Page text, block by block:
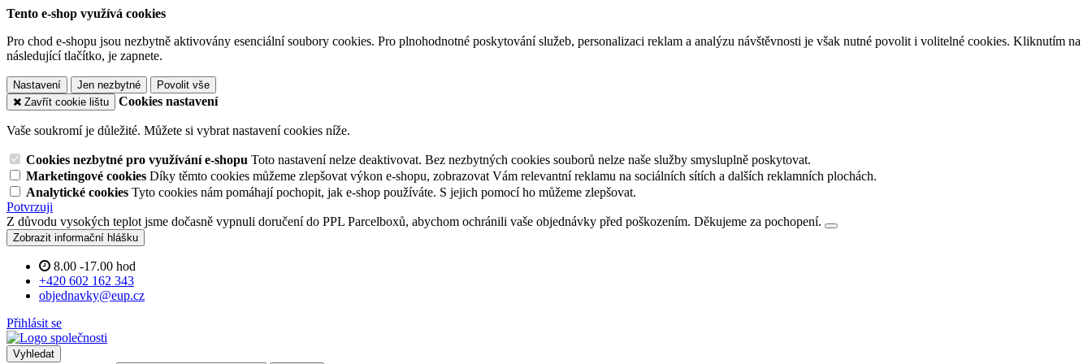
Tento e-shop využívá cookies
Pro chod e-shopu jsou nezbytně aktivovány esenciální soubory cookies. Pro plnohodnotné poskytování služeb, personalizaci reklam a analýzu návštěvnosti je však nutné povolit i volitelné cookies. Kliknutím na
následující tlačítko, je zapnete.
Nastavení Jen nezbytné
Povolit vše
Zavřít cookie lištu
Cookies nastavení
Vaše soukromí je důležité. Můžete si vybrat nastavení cookies níže.
Cookies nezbytné pro využívání e-shopu Toto nastavení nelze deaktivovat. Bez nezbytných cookies souborů nelze naše služby smysluplně poskytovat.
Marketingové cookies Díky těmto cookies můžeme zlepšovat výkon e-shopu, zobrazovat Vám relevantní reklamu na sociálních sítích a dalších reklamních plochách.
Analytické cookies Tyto cookies nám pomáhají pochopit, jak e-shop používáte. S jejich pomocí ho můžeme zlepšovat.
Potvrzuji
Z důvodu vysokých teplot jsme dočasně vypnuli doručení do PPL Parcelboxů, abychom ochránili vaše objednávky před poškozením. Děkujeme za pochopení.
Zobrazit informační hlášku
8.00 -17.00 hod
+420 602 162 343
objednavky@eup.cz
Přihlásit se
Vyhledat